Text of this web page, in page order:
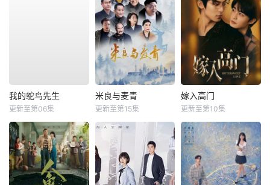
我的鸵鸟先生
更新至第06集
米良与麦青
更新至第15集
嫁入高门
更新至第10集